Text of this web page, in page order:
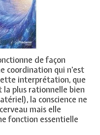
de façon
coordination qui n’est
interprétation, que
la plus rationnelle bien
la conscience ne
mais elle
fonction essentielle